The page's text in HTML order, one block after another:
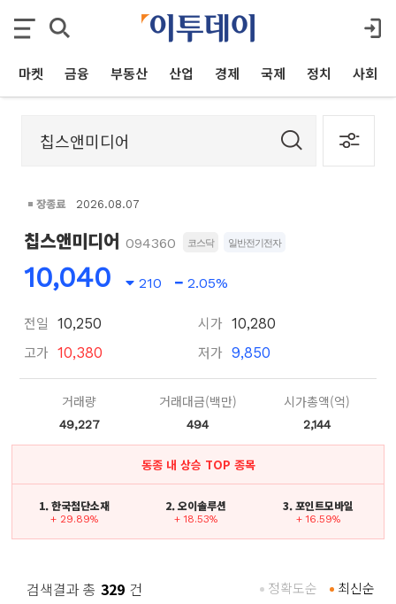
마켓 금융 부동산 산업 경제 국제 정치 사회
장종료 2026.08.07
칩스앤미디어 094360 코스닥 일반전기전자
10,040 210 2.05%
전일 10,250
고가 10,380
시가 10,280
저가 9,850
거래량
49,227
거래대금(백만)
494
시가총액(억)
2,144
동종 내 상승 TOP 종목
1. 한국첨단소재
+ 29.89%
2. 오이솔루션
+ 18.53%
3. 포인트모바일
+ 16.59%
검색결과 총 329 건 최신순
정확도순